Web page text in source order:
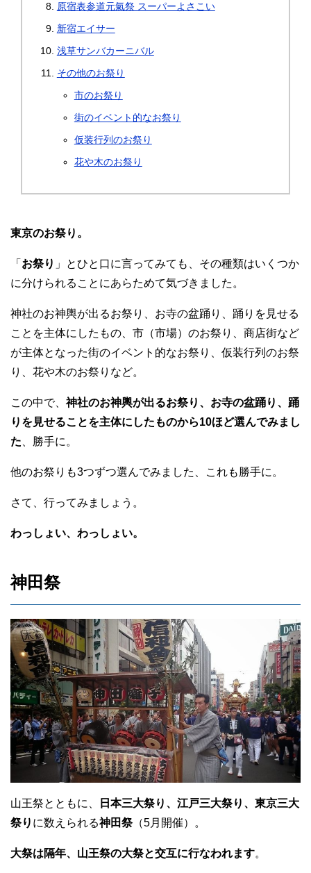
原宿表参道元氣祭 スーパーよさこい
新宿エイサー
浅草サンバカーニバル
その他のお祭り
市のお祭り
街のイベント的なお祭り
仮装行列のお祭り
花や木のお祭り
東京のお祭り。
「 お祭り 」とひと口に言ってみても、その種類はいくつか
に分けられることにあらためて気づきました。
神社のお神輿が出るお祭り、お寺の盆踊り、踊りを見せる
ことを主体にしたもの、市（市場）のお祭り、商店街など
が主体となった街のイベント的なお祭り、仮装行列のお祭
り、花や木のお祭りなど。
この中で、神社のお神輿が出るお祭り、お寺の盆踊り、踊
りを見せることを主体にしたものから10ほど選んでみまし
た 、勝手に。
他のお祭りも3つずつ選んでみました、これも勝手に。
さて、行ってみましょう。
わっしょい、わっしょい。
神田祭
山王祭とともに、
日本三大祭り、江戸三大祭り、東京三大
祭り に数えられる神田祭（5月開催）。
大祭は隔年、山王祭の大祭と交互に行なわれます。